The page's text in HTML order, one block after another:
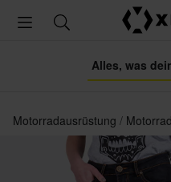
Alles, was
Motorradausrüstung